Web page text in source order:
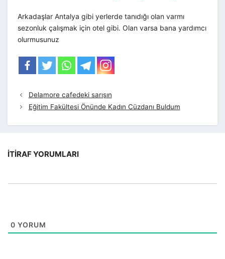
Arkadaşlar Antalya gibi yerlerde tanıdığı olan varmı
sezonluk çalışmak için otel gibi. Olan varsa bana yardımcı
olurmusunuz
Delamore cafedeki sarışın
Eğitim Fakültesi Önünde Kadın Cüzdanı Buldum
İTIRAF YORUMLARI
0 YORUM